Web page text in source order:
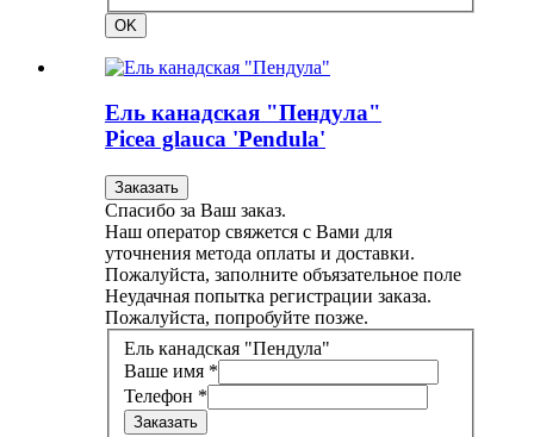
OK
Ель канадская "Пендула"
Picea glauca 'Pendula'
Заказать
Спасибо за Ваш заказ.
Наш оператор свяжется с Вами для
уточнения метода оплаты и доставки.
Пожалуйста, заполните объязательное поле
Неудачная попытка регистрации заказа.
Пожалуйста, попробуйте позже.
Ель канадская "Пендула"
Ваше имя *
Телефон *
Заказать